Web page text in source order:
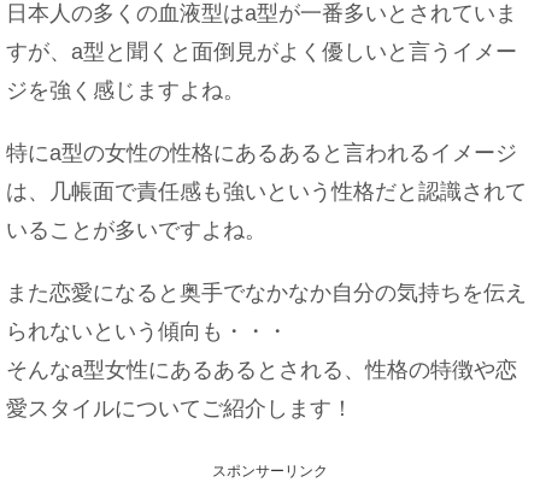
日本人の多くの血液型はa型が一番多いとされていま
すが、a型と聞くと面倒見がよく優しいと言うイメー
ジを強く感じますよね。
特にa型の女性の性格にあるあると言われるイメージ
は、几帳面で責任感も強いという性格だと認識されて
いることが多いですよね。
また恋愛になると奥手でなかなか自分の気持ちを伝え
られないという傾向も・・・
そんなa型女性にあるあるとされる、性格の特徴や恋
愛スタイルについてご紹介します！
スポンサーリンク